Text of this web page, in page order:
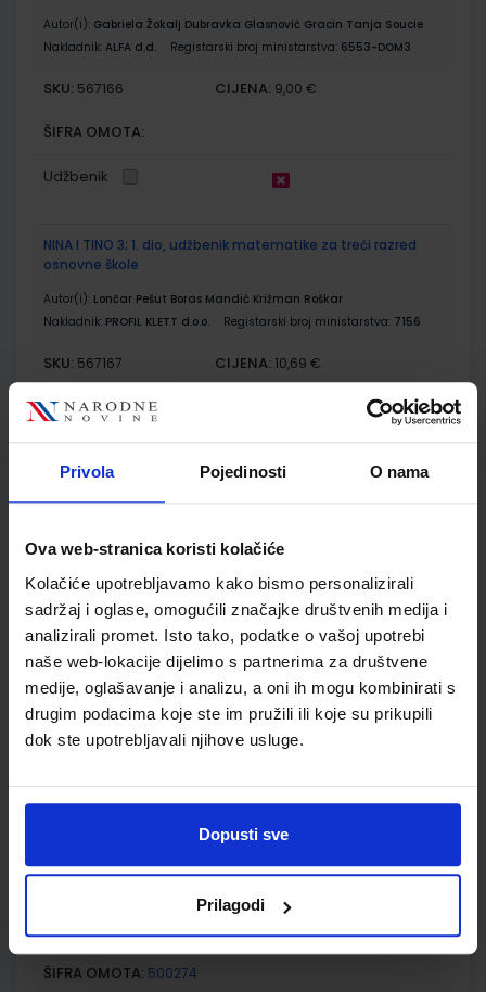
Privola Pojedinosti O nama
Ova web-stranica koristi kolačiće
Kolačiće upotrebljavamo kako bismo personalizirali
sadržaj i oglase, omogućili značajke društvenih medija i
analizirali promet. Isto tako, podatke o vašoj upotrebi
naše web-lokacije dijelimo s partnerima za društvene
medije, oglašavanje i analizu, a oni ih mogu kombinirati s
drugim podacima koje ste im pružili ili koje su prikupili
dok ste upotrebljavali njihove usluge.
Dopusti sve
Prilagodi
Autor(i): Gabriela Žokalj Dubravka Glasnović Gracin Tanja Soucie
Nakladnik: ALFA d.d. Registarski broj ministarstva: 6553-DOM3
SKU: 567166 CIJENA: 9,00 €
ŠIFRA OMOTA:
Udžbenik
NINA I TINO 3; 1. dio, udžbenik matematike za treći razred
osnovne škole
Autor(i): Lončar Pešut Boras Mandić Križman Roškar
Nakladnik: PROFIL KLETT d.o.o. Registarski broj ministarstva: 7156
SKU: 567167 CIJENA: 10,69 €
ŠIFRA OMOTA:500165
osnovne škole
PROFIL KLETT d.o.o. Registarski broj ministarstva:
SKU:567168 CIJENA:10,93 €
ŠIFRA OMOTA: 500165
Udžbenik Omot
Nakladnik:PROFIL KLETT d.o.o. Registarski broj ministarstva:7157-
SKU: CIJENA:
ŠIFRA OMOTA: 500274